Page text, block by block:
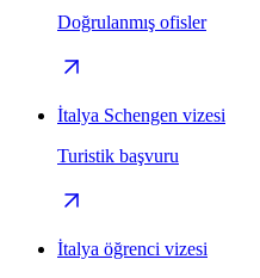
Doğrulanmış ofisler
İtalya Schengen vizesi
Turistik başvuru
İtalya öğrenci vizesi